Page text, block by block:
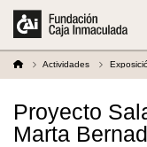
Actividades
Proyecto
Marta